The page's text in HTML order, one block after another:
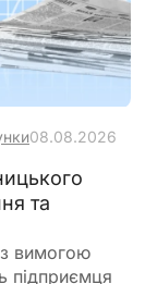
08.08.2026
та
вимогою
підприємця